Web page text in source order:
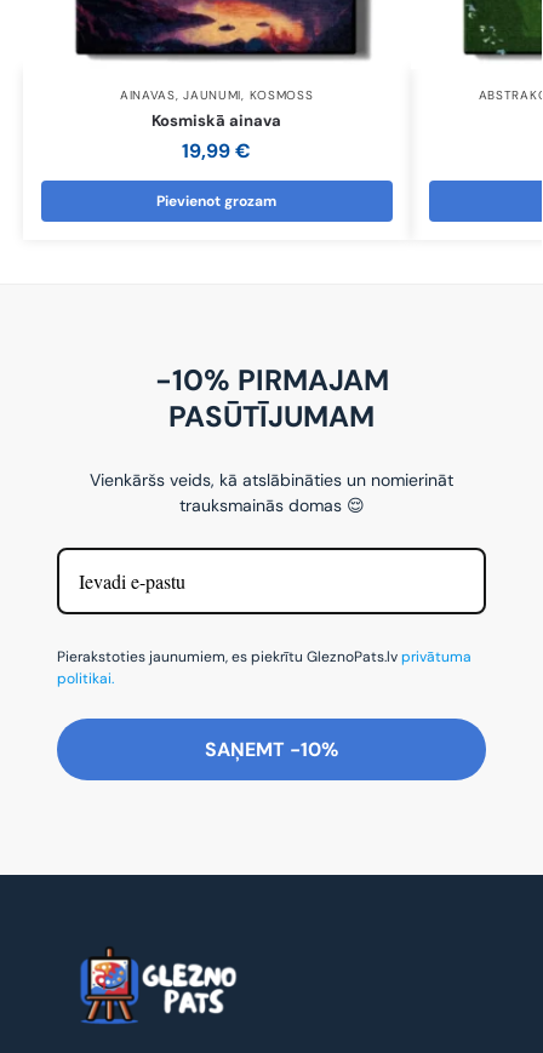
AINAVAS,JAUNUMI, KOSMOSS
Kosmiskā ainava
19,99€
Pievienot grozam
-10% PIRMAJAM
PASŪTĪJUMAM
Vienkāršs veids, kā atslābināties un nomierināt
trauksmainās domas 😌
Pierakstoties jaunumiem, es piekrītu GleznoPats.lvprivātuma
politikai.
SAŅEMT -10%